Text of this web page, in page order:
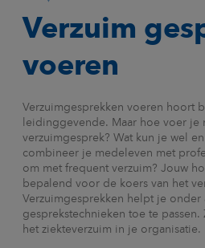
Verzuim
voeren
Verzuimgesprekken voeren hoort
leidinggevende. Maar hoe voer je
verzuimgesprek? Wat kun je wel
combineer je medeleven met
om met frequent verzuim? Jouw
bepalend voor de koers van het
Verzuimgesprekken helpt je onder
gesprekstechnieken toe te
het ziekteverzuim in je organisatie.